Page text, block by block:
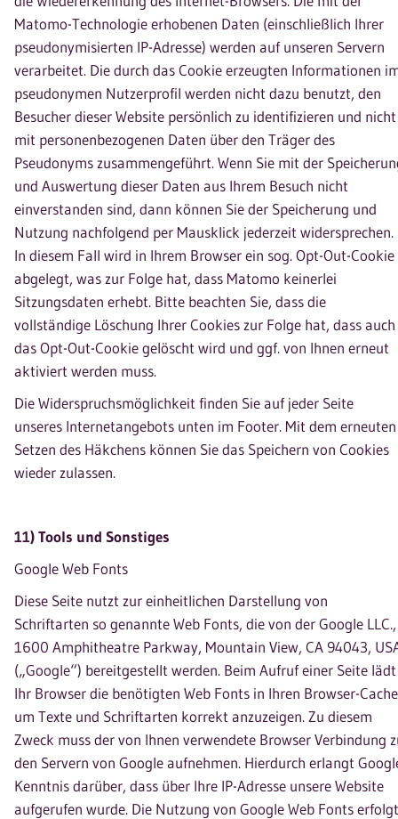
Matomo-Technologie erhobenen Daten (einschließlich Ihrer
pseudonymisierten IP-Adresse) werden auf unseren Servern
verarbeitet. Die durch das Cookie erzeugten Informationen
pseudonymen Nutzerprofil werden nicht dazu benutzt, den
Besucher dieser Website persönlich zu identifizieren und nicht
mit personenbezogenen Daten über den Träger des
Pseudonyms zusammengeführt. Wenn Sie mit der
und Auswertung dieser Daten aus Ihrem Besuch nicht
einverstanden sind, dann können Sie der Speicherung und
Nutzung nachfolgend per Mausklick jederzeit widersprechen.
In diesem Fall wird in Ihrem Browser ein sog. Opt-Out-Cookie
abgelegt, was zur Folge hat, dass Matomo keinerlei
Sitzungsdaten erhebt. Bitte beachten Sie, dass die
vollständige Löschung Ihrer Cookies zur Folge hat, dass auch
das Opt-Out-Cookie gelöscht wird und ggf. von Ihnen erneut
aktiviert werden muss.
Die Widerspruchsmöglichkeit finden Sie auf jeder Seite
unseres Internetangebots unten im Footer. Mit dem erneuten
Setzen des Häkchens können Sie das Speichern von Cookies
wieder zulassen.
11) Tools und Sonstiges
Google Web Fonts
Diese Seite nutzt zur einheitlichen Darstellung von
Schriftarten so genannte Web Fonts, die von der Google LLC.,
1600 Amphitheatre Parkway, Mountain View, CA 94043,
(„Google“) bereitgestellt werden. Beim Aufruf einer Seite lädt
Ihr Browser die benötigten Web Fonts in Ihren Browser-
um Texte und Schriftarten korrekt anzuzeigen. Zu diesem
Zweck muss der von Ihnen verwendete Browser Verbindung
den Servern von Google aufnehmen. Hierdurch erlangt
Kenntnis darüber, dass über Ihre IP-Adresse unsere Website
aufgerufen wurde. Die Nutzung von Google Web Fonts erfolgt